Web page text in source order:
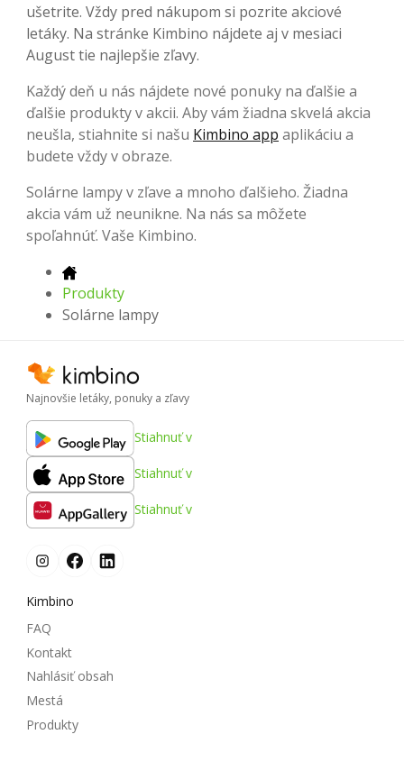
ušetrite. Vždy pred nákupom si pozrite akciové
letáky. Na stránke Kimbino nájdete aj v mesiaci
August tie najlepšie zľavy.
Každý deň u nás nájdete nové ponuky na ďalšie a
ďalšie produkty v akcii. Aby vám žiadna skvelá akcia
neušla, stiahnite si našu Kimbino app aplikáciu a
budete vždy v obraze.
Solárne lampy v zľave a mnoho ďalšieho. Žiadna
akcia vám už neunikne. Na nás sa môžete
spoľahnúť. Vaše Kimbino.
Produkty
Solárne lampy
Najnovšie letáky, ponuky a zľavy
Stiahnuť v
Stiahnuť v
Stiahnuť v
Kimbino
FAQ
Kontakt
Nahlásiť obsah
Mestá
Produkty